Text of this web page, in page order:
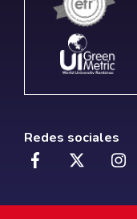
Redes sociales